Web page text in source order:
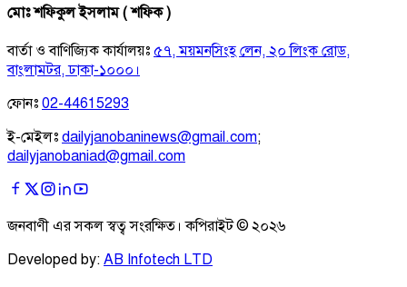
মোঃ শফিকুল ইসলাম ( শফিক )
বার্তা ও বাণিজ্যিক কার্যালয়ঃ ৫৭, ময়মনসিংহ লেন, ২০ লিংক রোড,
বাংলামটর, ঢাকা-১০০০।
ফোনঃ 02-44615293
ই-মেইলঃ dailyjanobaninews@gmail.com;
dailyjanobaniad@gmail.com
জনবাণী এর সকল স্বত্ব সংরক্ষিত। কপিরাইট © ২০২৬
Developed by: AB Infotech LTD